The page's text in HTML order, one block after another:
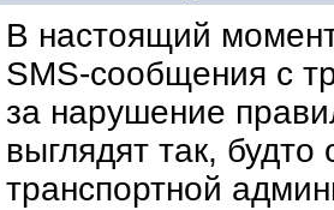
В настоящий
SMS-сообщения с
за нарушение
выглядят так,
транспортной